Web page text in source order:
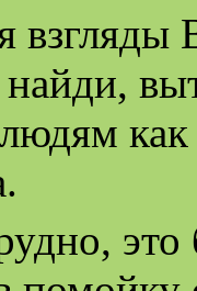
взгляды